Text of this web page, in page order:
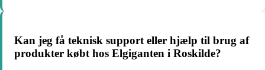
Kan jeg få teknisk support eller hjælp til brug af
produkter købt hos Elgiganten i Roskilde?